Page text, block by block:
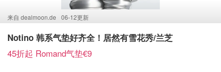
来自 dealmoon.de 06-12更新
Notino 韩系气垫好齐全！居然有雪花秀/兰芝
45折起 Romand气垫€9